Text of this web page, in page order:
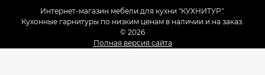
Интернет-магазин мебели для кухни "КУХНИТУР".
Кухонные гарнитуры по низким ценам в наличии и на заказ.
© 2026
Полная версия сайта